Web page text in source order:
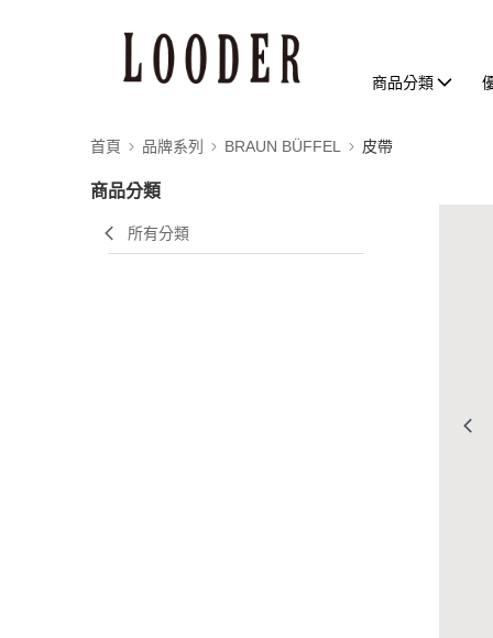
商品分類
首頁 品牌系列 BRAUN BÜFFEL 皮帶
商品分類
所有分類